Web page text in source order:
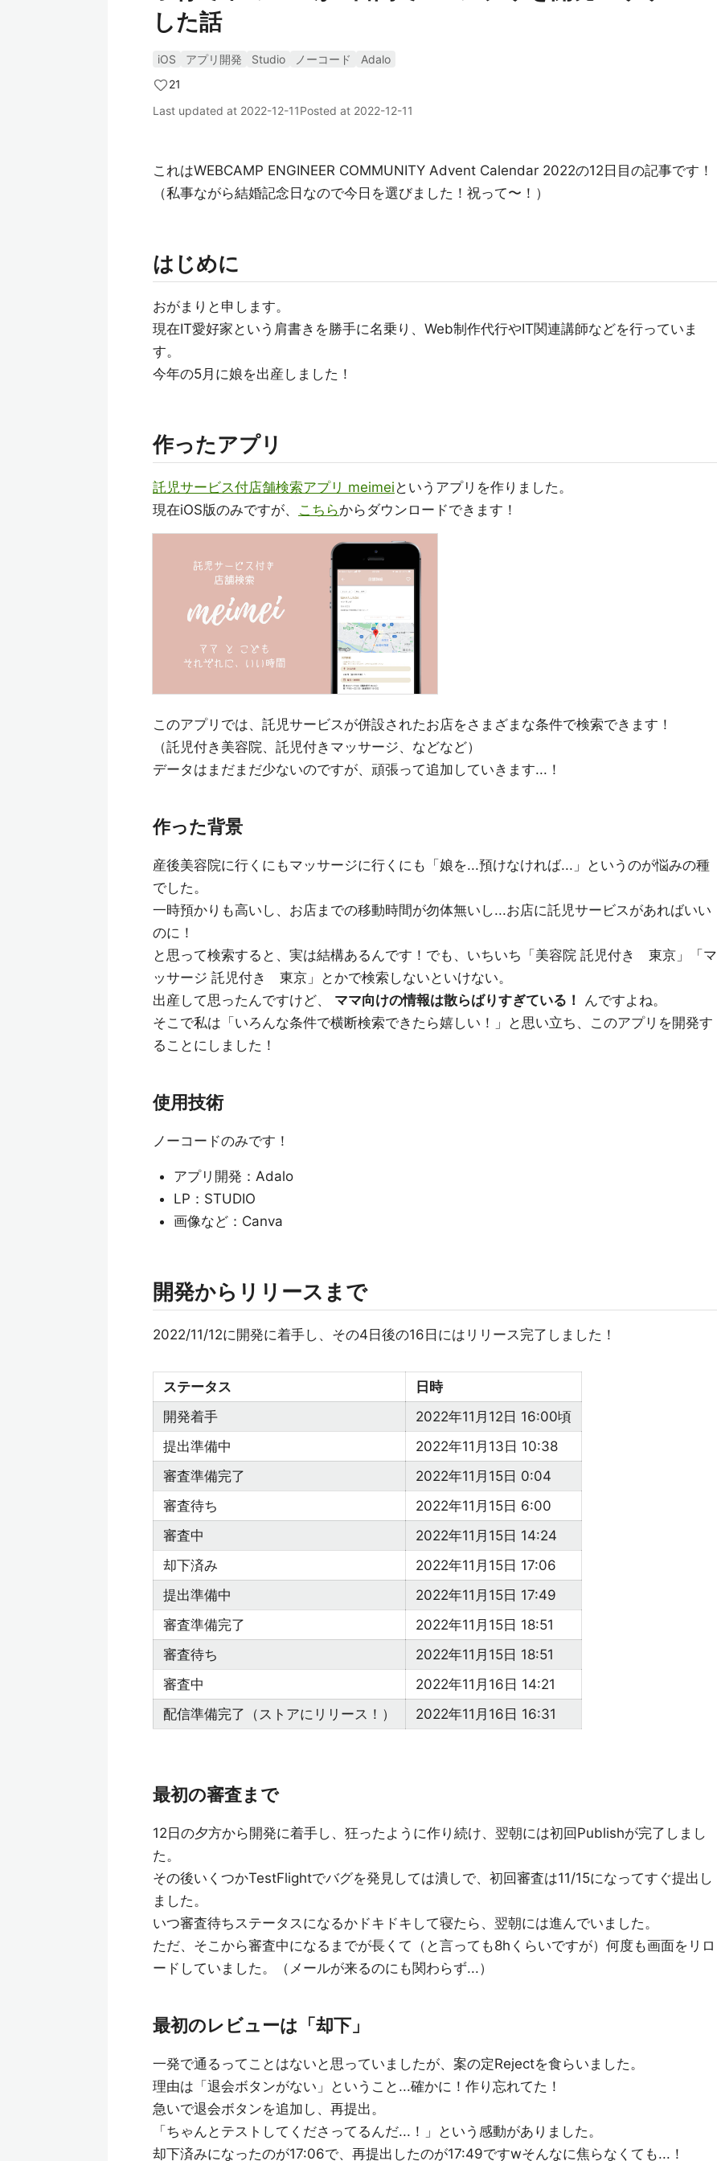
した話
iOS アプリ開発 Studio ノーコード
Adalo
21
Last updated at 2022-12-11Posted at 2022-12-11
これはWEBCAMP ENGINEER COMMUNITY Advent Calendar 2022の12日目の記事です！
（私事ながら結婚記念日なので今日を選びました！祝って〜！）
はじめに
おがまりと申します。
現在IT愛好家という肩書きを勝手に名乗り、Web制作代行やIT関連講師などを行っていま
す。
今年の5月に娘を出産しました！
作ったアプリ
託児サービス付店舗検索アプリ meimei というアプリを作りました。
現在iOS版のみですが、 こちらからダウンロードできます！
このアプリでは、託児サービスが併設されたお店をさまざまな条件で検索できます！
（託児付き美容院、託児付きマッサージ、などなど）
データはまだまだ少ないのですが、頑張って追加していきます...！
作った背景
産後美容院に行くにもマッサージに行くにも「娘を...預けなければ...」というのが悩みの種
でした。
一時預かりも高いし、お店までの移動時間が勿体無いし...お店に託児サービスがあればいい
のに！
と思って検索すると、実は結構あるんです！でも、いちいち「美容院 託児付き 東京」「マ
ッサージ 託児付き 東京」とかで検索しないといけない。
出産して思ったんですけど、 ママ向けの情報は散らばりすぎている！
んですよね。
そこで私は「いろんな条件で横断検索できたら嬉しい！」と思い立ち、このアプリを開発す
ることにしました！
使用技術
ノーコードのみです！
アプリ開発：Adalo
LP：STUDIO
画像など：Canva
開発からリリースまで
2022/11/12に開発に着手し、その4日後の16日にはリリース完了しました！
ステータス
日時
開発着手
2022年11月12日 16:00頃
提出準備中
2022年11月13日 10:38
審査準備完了
2022年11月15日 0:04
審査待ち
2022年11月15日 6:00
審査中
2022年11月15日 14:24
却下済み
2022年11月15日 17:06
提出準備中
2022年11月15日 17:49
審査準備完了
2022年11月15日 18:51
審査待ち
2022年11月15日 18:51
審査中
2022年11月16日 14:21
配信準備完了（ストアにリリース！）
2022年11月16日 16:31
最初の審査まで
12日の夕方から開発に着手し、狂ったように作り続け、翌朝には初回Publishが完了しまし
た。
その後いくつかTestFlightでバグを発見しては潰しで、初回審査は11/15になってすぐ提出し
ました。
いつ審査待ちステータスになるかドキドキして寝たら、翌朝には進んでいました。
ただ、そこから審査中になるまでが長くて（と言っても8hくらいですが）何度も画面をリロ
ードしていました。（メールが来るのにも関わらず...）
最初のレビューは「却下」
一発で通るってことはないと思っていましたが、案の定Rejectを食らいました。
理由は「退会ボタンがない」ということ...確かに！作り忘れてた！
急いで退会ボタンを追加し、再提出。
「ちゃんとテストしてくださってるんだ...！」という感動がありました。
却下済みになったのが17:06で、再提出したのが17:49ですwそんなに焦らなくても...！